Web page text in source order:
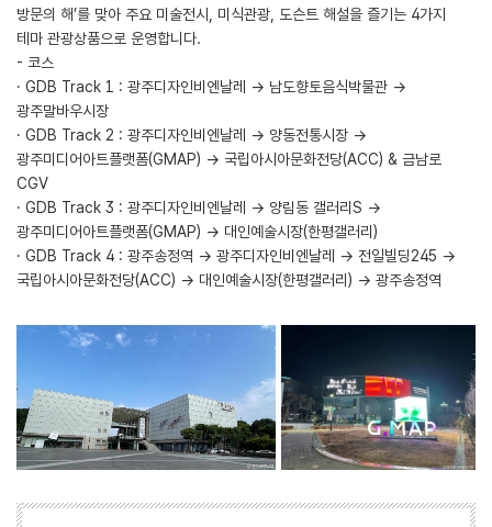
방문의 해’를 맞아 주요 미술전시, 미식관광, 도슨트 해설을 즐기는 4가지
테마 관광상품으로 운영합니다.
- 코스
· GDB Track 1 : 광주디자인비엔날레 → 남도향토음식박물관 →
광주말바우시장
· GDB Track 2 : 광주디자인비엔날레 → 양동전통시장 →
광주미디어아트플랫폼(GMAP) → 국립아시아문화전당(ACC) & 금남로
CGV
· GDB Track 3 : 광주디자인비엔날레 → 양림동 갤러리S →
광주미디어아트플랫폼(GMAP) → 대인예술시장(한평갤러리)
· GDB Track 4 : 광주송정역 → 광주디자인비엔날레 → 전일빌딩245 →
국립아시아문화전당(ACC) → 대인예술시장(한평갤러리) → 광주송정역